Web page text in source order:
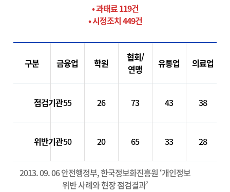
• 과태료 119건
• 시정조치 449건
구분 금융업 학원
협회/
연맹
유통업 의료업
점검기관55 26 73 43 38
위반기관50 20 65 33 28
2013. 09. 06 안전행정부, 한국정보화진흥원 ‘개인정보
위반 사례와 현장 점검결과’